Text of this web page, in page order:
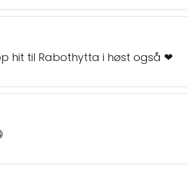
hit til Rabothytta i høst også ❤